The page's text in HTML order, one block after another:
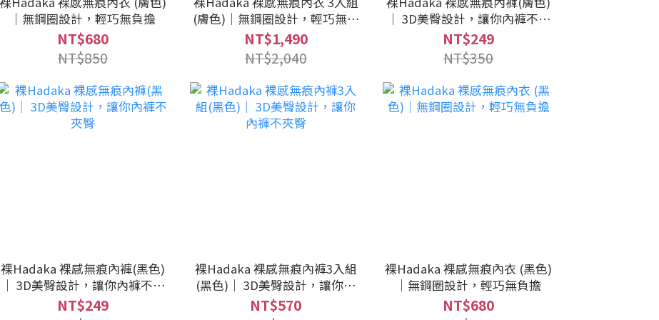
｜無鋼圈設計，輕巧無負擔
NT$680
NT$850
(膚色)｜無鋼圈設計，輕巧無負
擔
NT$1,490
NT$2,040
｜ 3D美臀設計，讓你內褲不夾
臀
NT$249
NT$350
裸Hadaka 裸感無痕內褲(黑色)
｜ 3D美臀設計，讓你內褲不夾
臀
NT$249
裸Hadaka 裸感無痕內褲3入組
(黑色)｜ 3D美臀設計，讓你內
褲不夾臀
NT$570
裸Hadaka 裸感無痕內衣 (黑色)
｜無鋼圈設計，輕巧無負擔
NT$680